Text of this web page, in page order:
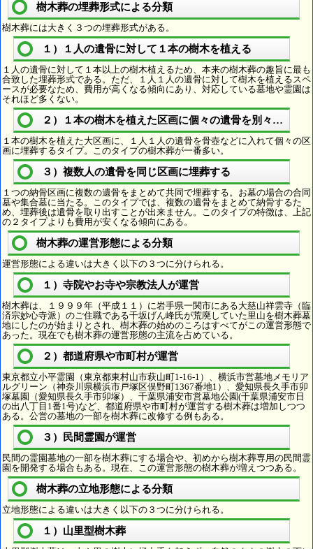
樹木葬の埋葬形式による分類
樹木葬には大きく３つの埋葬形式がある。
１）１人の遺骨に対して１本の樹木を植える
１人の遺骨に対して１本以上の樹木植えるため、本来の樹木葬の趣旨に最も
合致した埋葬形式である。ただ、１人１人の遺骨に対して樹木を植えるスペ
ースが必要なため、費用が高くなる傾向にあり、対応している墓地や霊園は
それほど多くない。
２）１本の樹木を植えた区画に個々の遺骨を別々に埋葬
１本の樹木を植えた大区画に、１人１人の遺骨を骨壺などに入れて個々の区
画に埋葬するタイプ。このタイプの樹木葬が一番多い。
３）複数人の遺骨を同じ区画に埋葬する
１つの納骨区画に複数の遺骨をまとめて共同で埋葬する。お墓の場合の合同
墓や集合墓に当たる。このタイプでは、複数の遺骨をまとめて納骨するた
め、埋葬後は遺骨を取り出すことが出来ません。このタイプの特徴は、上記
の２タイプよりも費用が安くなる傾向にある。
樹木葬の運営形態による分類
運営形態による違いは大きく以下の３つに分けられる。
１）寺院やお寺や宗教法人が運営
樹木葬は、１９９９年（平成１１）に岩手県一関市にある大慈山祥雲寺（臨
済宗妙心寺派）のご住職である千坂げん峰氏が荒廃していた里山を樹木葬墓
地にしたのが始まりとされ、樹木葬の始めのころはすべてがこの運営形態で
あった。現在でも樹木葬の運営形態の主流を占めている。
２）都道府県や市町村が運営
東京都立小平霊園（東京都東村山市萩山町1-16-1）、横浜市営墓地メモリア
ルグリーン（神奈川県横浜市戸塚区俣野町1367番地1）、愛知県長久手市卯
塚墓園（愛知県長久手市卯塚）、千葉県浦安市営墓地公園(千葉県浦安市日
の出八丁目1番1号)など、都道府県や市町村が運営する樹木葬は増加しつつ
ある。公営の墓地の一部を樹木葬に改修する例もある。
３）民間霊園が運営
民間の霊園墓地の一部を樹木葬にする場合や、初めから樹木葬専用の民間霊
園を開発する場合もある。現在、この運営形態の樹木葬が増えつつある。
樹木葬の立地形態による分類
立地形態による違いは大きく以下の３つに分けられる。
１）山里型樹木葬